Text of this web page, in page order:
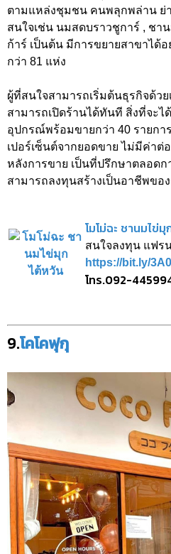
ตามแหล่งชุมชน คนพลุกพล่าน ย่
สนใจเช่น นมสดบราวชูการ์ , ชา
ก้าร์ เป็นต้น มีการขยายสาขาได้
กว่า 81 แห่ง
ผู้ที่สนใจสามารถเริ่มต้นธุรกิจด้วย
สามารถเปิดร้านได้ทันที สิ่งที่จะไ
อุปกรณ์พร้อมขายกว่า 40 รายกา
เปอร์เซ็นต์จากยอดขาย ไม่มีค่า
หลังการขาย เป็นที่ปรึกษาตลอด
สามารถลงทุนสร้างเป็นอาชีพขอ
โมโม่ฉะ ชานมไข่
สนใจลงทุน แฟร
https://bit.ly/
โทร.092-
9.โคโคฟุกุ